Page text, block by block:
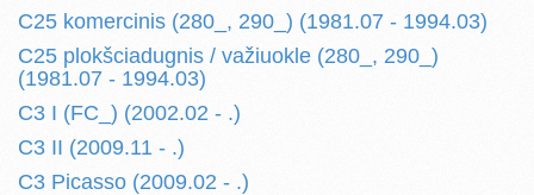
C25 komercinis (280_, 290_) (1981.07 - 1994.03)
C25 plokšciadugnis / važiuokle (280_, 290_)
(1981.07 - 1994.03)
C3 I (FC_) (2002.02 - .)
C3 II (2009.11 - .)
C3 Picasso (2009.02 - .)